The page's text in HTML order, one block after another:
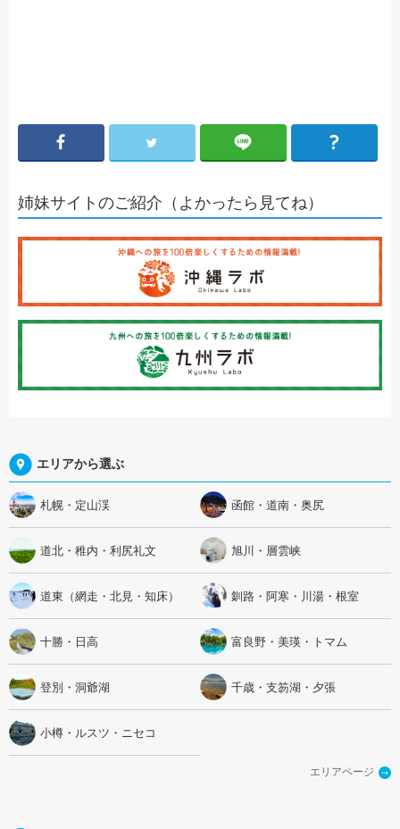
姉妹サイトのご紹介（よかったら見てね）
エリアから選ぶ
札幌・定山渓 函館・道南・奥尻
道北・稚内・利尻礼文 旭川・層雲峡
道東（網走・北見・知床） 釧路・阿寒・川湯・根室
十勝・日高 富良野・美瑛・トマム
登別・洞爺湖 千歳・支笏湖・夕張
小樽・ルスツ・ニセコ
エリアページ